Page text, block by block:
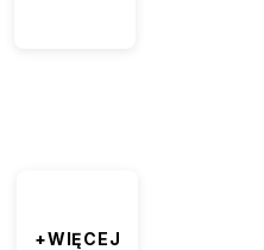
+WIĘCEJ